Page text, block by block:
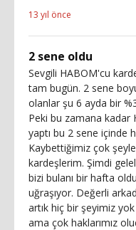
13 yıl önce
2 sene oldu
Sevgili HABOM'cu
tam bugün. 2 sene
olanlar şu 6 ayda bir
Peki bu zamana kadar
yaptı bu 2 sene içinde
Kaybettiğimiz çok
kardeşlerim. Şimdi
bizi bulanı bir hafta
uğraşıyor. Değerli
artık hiç bir şeyimiz
ama çok haklarımız